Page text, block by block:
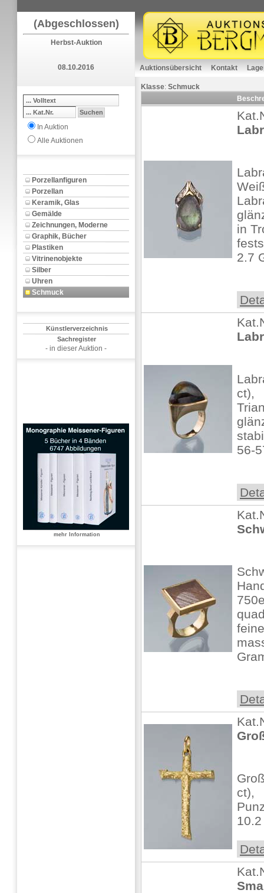
(Abgeschlossen)
Herbst-Auktion
08.10.2016
In Auktion
Alle Auktionen
Porzellanfiguren
Porzellan
Keramik, Glas
Gemälde
Zeichnungen, Moderne
Graphik, Bücher
Plastiken
Vitrinenobjekte
Silber
Uhren
Schmuck
Künstlerverzeichnis
Sachregister
- in dieser Auktion -
mehr Information
Auktionsübersicht Kontakt
Klasse: Schmuck
in
2.7
ct),
56-
ct),